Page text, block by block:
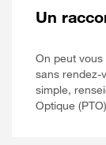
Un
On peut
sans rendez-
simple,
Optique